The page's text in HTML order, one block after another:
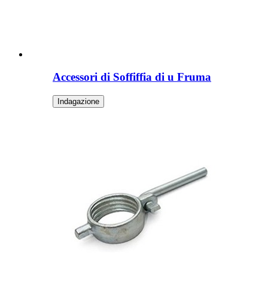
Accessori di Soffiffia di u Fruma
Indagazione